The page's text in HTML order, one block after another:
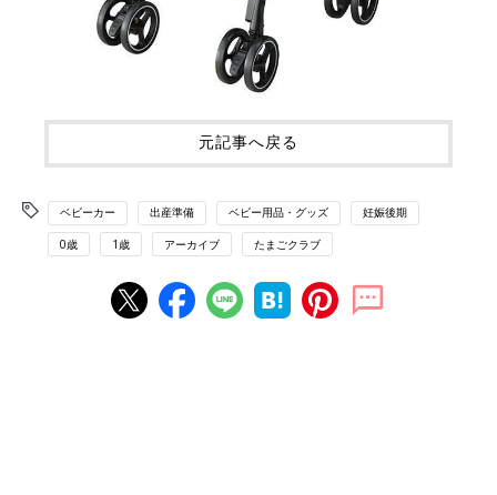
元記事へ戻る
ベビーカー 出産準備 ベビー用品・グッズ 妊娠後期
0歳 1歳 アーカイブ たまごクラブ